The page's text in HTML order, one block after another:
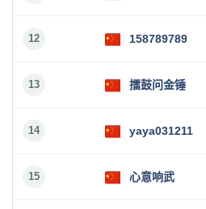
12 158789789
13 擂鼓问金锤
14 yaya031211
15 心意响武